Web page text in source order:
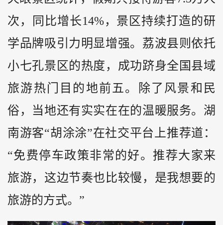
次，同比增长14%，景区持续打造的研
学品牌吸引力明显增强。荔波县则依托
小七孔景区的热度，成功跻身全国县域
旅游热门目的地前五。除了风景和民
俗，当地还有实实在在的温暖服务。湖
南游客“胡涂涂”在社交平台上推荐道：
“免费停车政策非常的好。推荐大家来
旅游，这边节奏也比较慢，是我想要的
旅游的方式。”